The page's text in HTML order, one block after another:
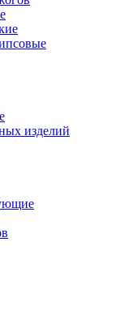
изделий